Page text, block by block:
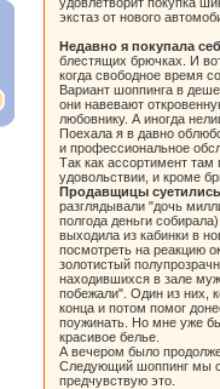
экстаз от нового
Недавно я покупала
блестящих брючках. И
когда свободное время
Вариант шоппинга в
они навевают
любовнику. А иногда
Поехала я в давно
и профессиональное
Так как ассортимент
удовольствии, и кроме
Продавщицы
разглядывали "дочь
полгода деньги
выходила из кабинки в
посмотреть на реакцию
золотистый
находившихся в зале
побежали". Один из них,
конца и потом помог
поужинать. Но мне уже
красивое белье.
А вечером было
Следующий шоппинг мы
предчувствую это.